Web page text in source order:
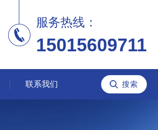
服务热线：
15015609711
联系我们